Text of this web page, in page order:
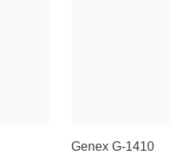
Genex G-1410